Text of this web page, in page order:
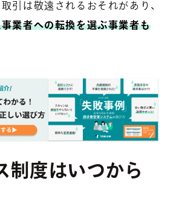
引は敬遠されるおそれがあり、
業者への転換を選ぶ事業者も
制度はいつから